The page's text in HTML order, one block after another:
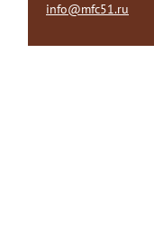
info@mfc51.ru